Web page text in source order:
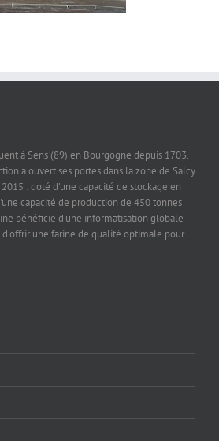
à Sens (89) en Bourgogne depuis 1703.
a ouvert ses portes dans la zone de Salcy
: doté d'une capacité de stockage en
capacité de production de 450 tonnes
bénéficie d'une informatisation globale
une farine de qualité optimale pour